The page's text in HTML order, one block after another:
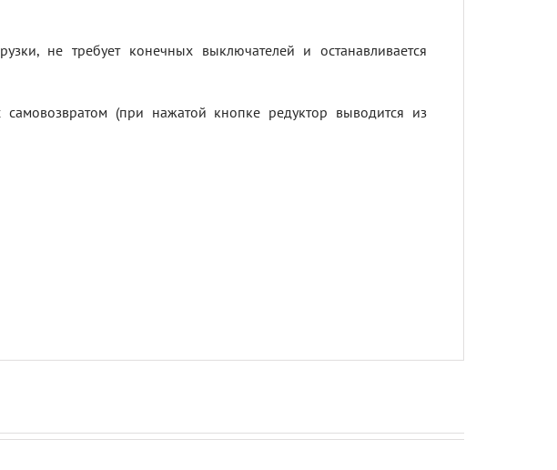
не требует конечных выключателей и останавливается
(при нажатой кнопке редуктор выводится из